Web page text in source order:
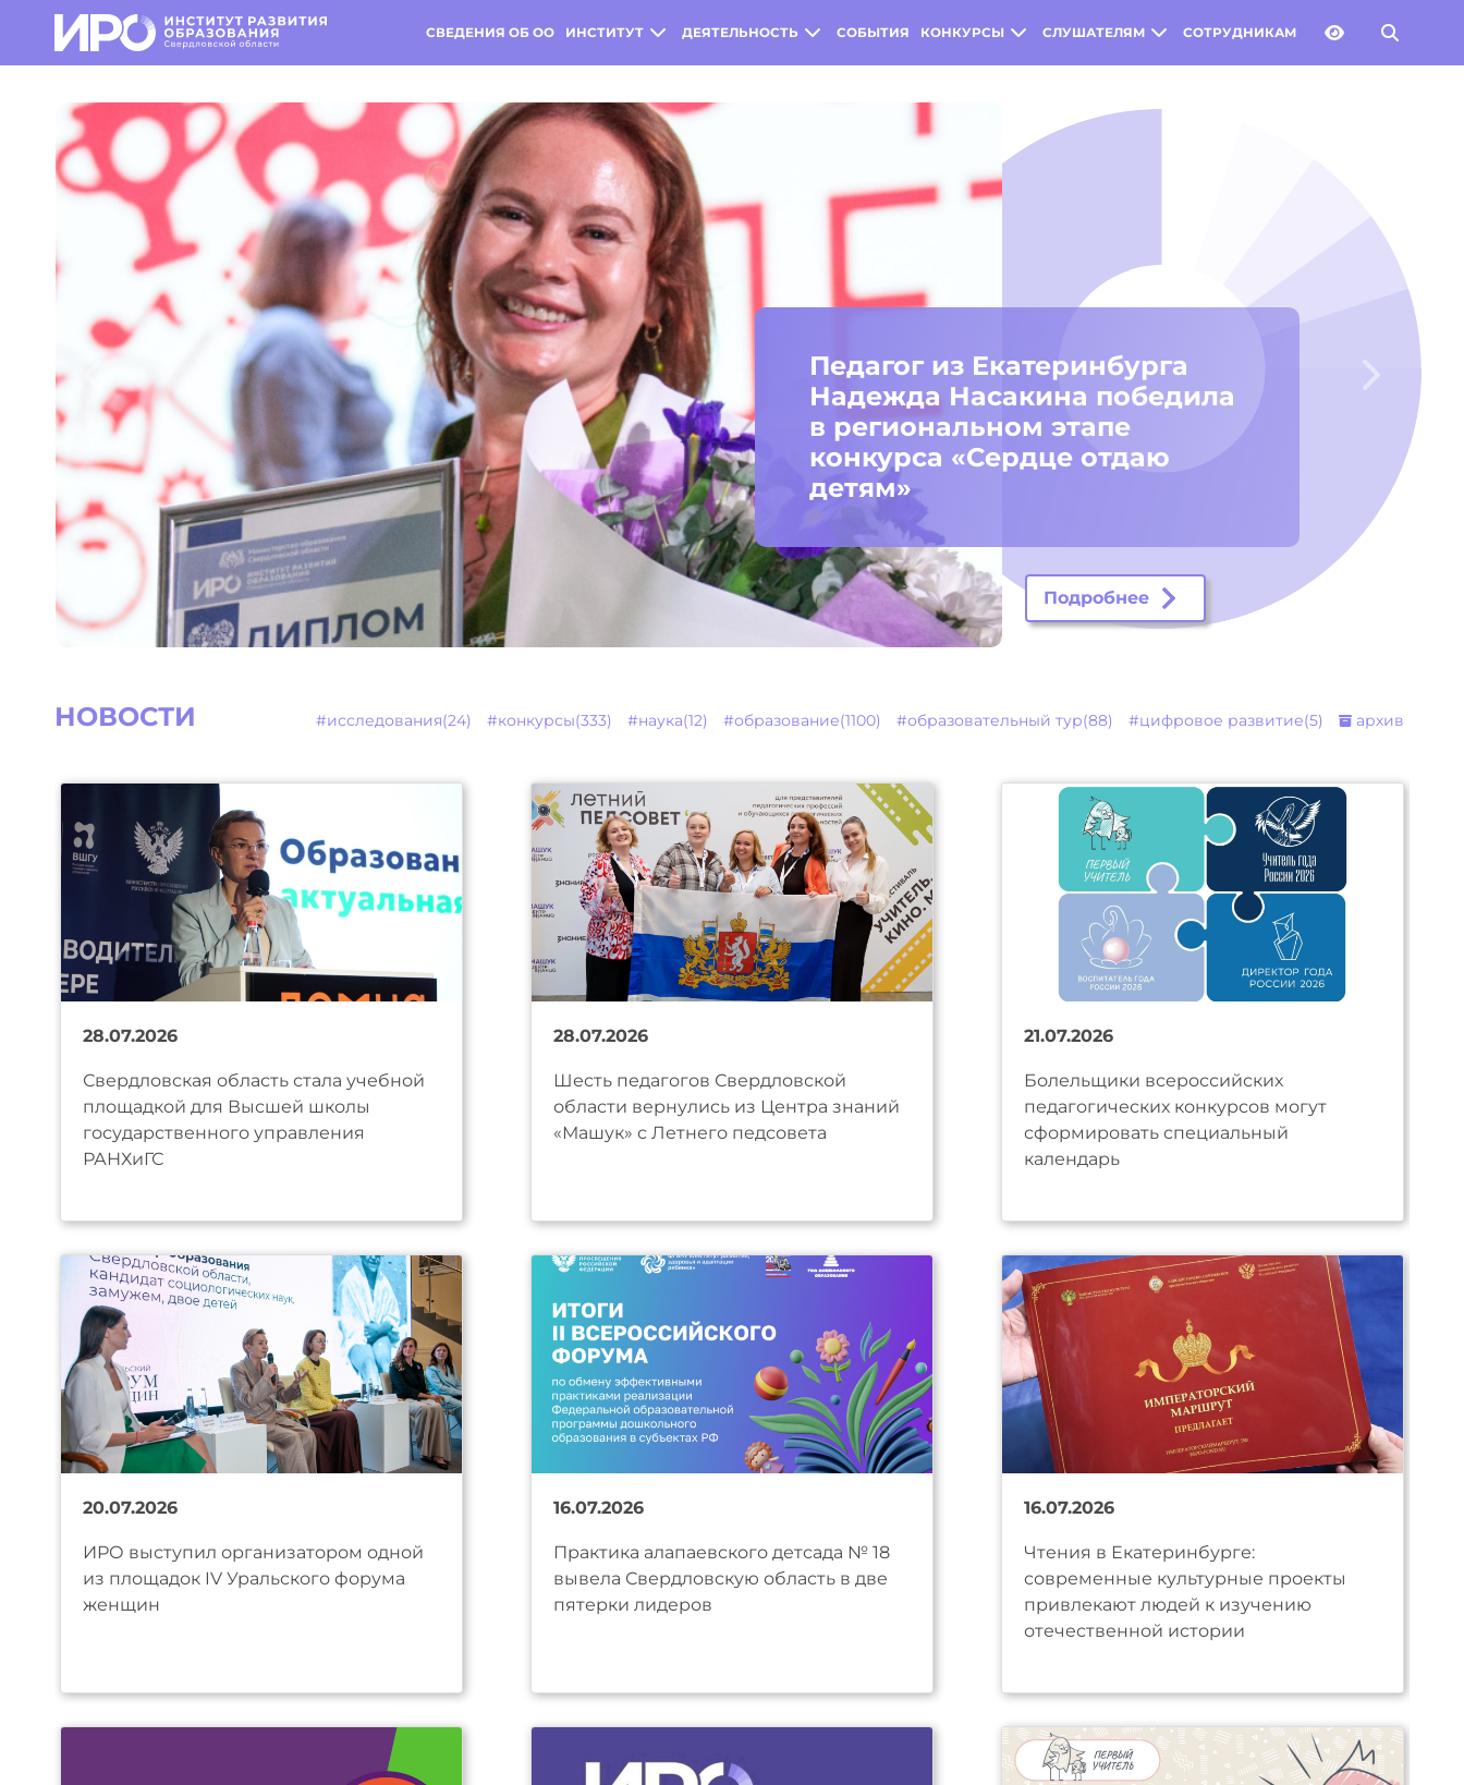
СВЕДЕНИЯ ОБ ОО ИНСТИТУТ ДЕЯТЕЛЬНОСТЬ СОБЫТИЯ КОНКУРСЫ СЛУШАТЕЛЯМ СОТРУДНИКАМ
В региональном финале
конкурса «Воспитатель года
России» победила
Александра Казанцева
Подробнее
Предыдущий
НОВОСТИ #исследования(24) #конкурсы(333) #наука(12) #образование(1100) #образовательный тур(88) #цифровое развитие(5) архив
28.07.2026
Свердловская область стала учебной
площадкой для Высшей школы
государственного управления
РАНХиГС
28.07.2026
Шесть педагогов Свердловской
области вернулись из Центра знаний
«Машук» с Летнего педсовета
21.07.2026
Болельщики всероссийских
педагогических конкурсов могут
сформировать специальный
календарь
20.07.2026
ИРО выступил организатором одной
из площадок IV Уральского форума
женщин
16.07.2026
Практика алапаевского детсада № 18
вывела Свердловскую область в две
пятерки лидеров
16.07.2026
Чтения в Екатеринбурге:
современные культурные проекты
привлекают людей к изучению
отечественной истории